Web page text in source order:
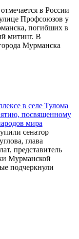
в России
улице Профсоюзов у
погибших в
митинг. В
Мурманска
в селе Тулома
посвященному
мира
сенатор
глава
представитель
Мурманской
подчеркнули